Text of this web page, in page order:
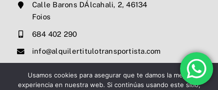
Precios
Contacto
Calle Barons DÁlcahali, 2, 46134
Foios
684 402 290
info@alquilertitulotransportista.com
Usamos cookies para asegurar que te damos la mejor
experiencia en nuestra web. Si continúas usando este sitio,